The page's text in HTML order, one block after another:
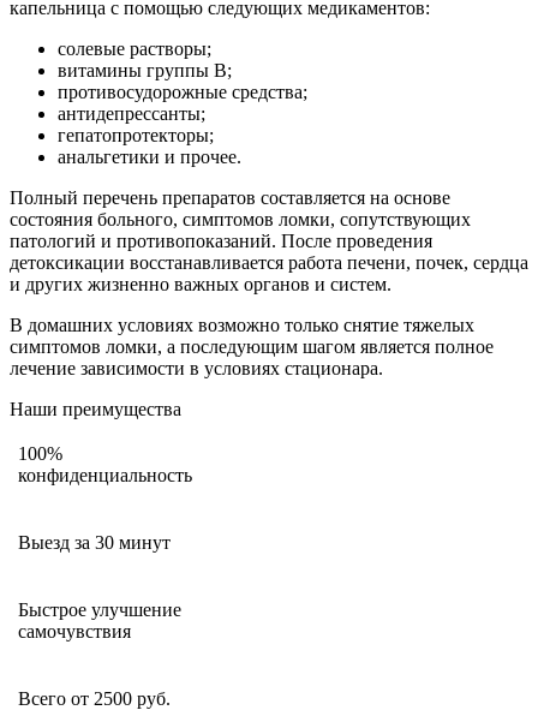
капельница с помощью следующих медикаментов:
солевые растворы;
витамины группы В;
противосудорожные средства;
антидепрессанты;
гепатопротекторы;
анальгетики и прочее.
Полный перечень препаратов составляется на основе
состояния больного, симптомов ломки, сопутствующих
патологий и противопоказаний. После проведения
детоксикации восстанавливается работа печени, почек, сердца
и других жизненно важных органов и систем.
В домашних условиях возможно только снятие тяжелых
симптомов ломки, а последующим шагом является полное
лечение зависимости в условиях стационара.
Наши преимущества
100%
конфиденциальность
Выезд за 30 минут
Быстрое улучшение
самочувствия
Всего от 2500 руб.